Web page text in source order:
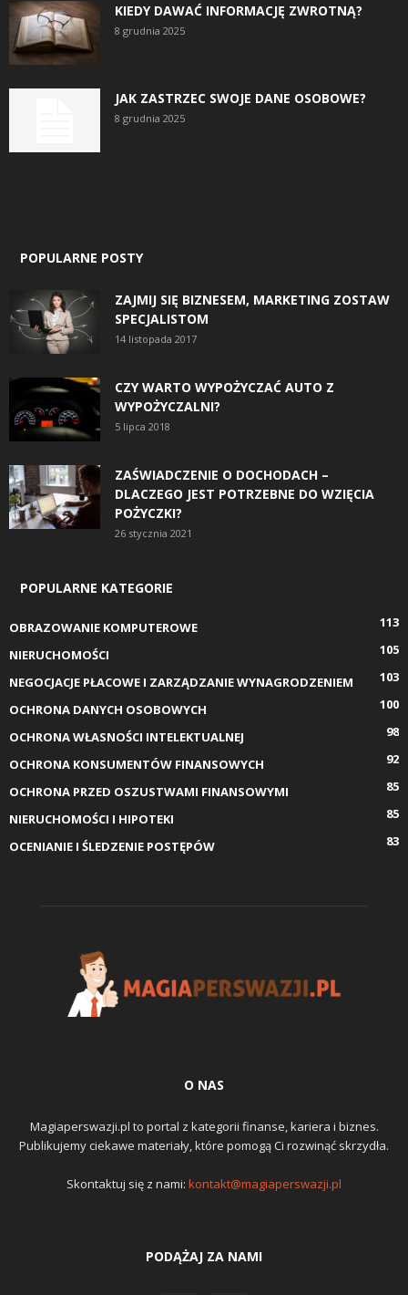
KIEDY DAWAĆ INFORMACJĘ ZWROTNĄ?
8 grudnia 2025
JAK ZASTRZEC SWOJE DANE OSOBOWE?
8 grudnia 2025
POPULARNE POSTY
ZAJMIJ SIĘ BIZNESEM, MARKETING ZOSTAW
SPECJALISTOM
14 listopada 2017
CZY WARTO WYPOŻYCZAĆ AUTO Z
WYPOŻYCZALNI?
5 lipca 2018
ZAŚWIADCZENIE O DOCHODACH –
DLACZEGO JEST POTRZEBNE DO WZIĘCIA
POŻYCZKI?
26 stycznia 2021
POPULARNE KATEGORIE
OBRAZOWANIE KOMPUTEROWE
113
NIERUCHOMOŚCI
105
NEGOCJACJE PŁACOWE I ZARZĄDZANIE WYNAGRODZENIEM
103
OCHRONA DANYCH OSOBOWYCH
100
OCHRONA WŁASNOŚCI INTELEKTUALNEJ
98
OCHRONA KONSUMENTÓW FINANSOWYCH
92
OCHRONA PRZED OSZUSTWAMI FINANSOWYMI
85
NIERUCHOMOŚCI I HIPOTEKI
85
OCENIANIE I ŚLEDZENIE POSTĘPÓW
83
O NAS
Magiaperswazji.pl to portal z kategorii finanse, kariera i biznes.
Publikujemy ciekawe materiały, które pomogą Ci rozwinąć skrzydła.
Skontaktuj się z nami: kontakt@magiaperswazji.pl
PODĄŻAJ ZA NAMI